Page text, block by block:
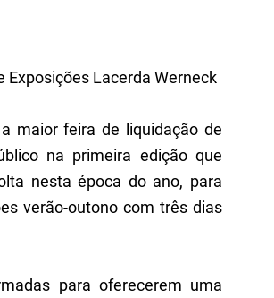
Exposições Lacerda Werneck
maior feira de liquidação de
na primeira edição que
nesta época do ano, para
verão-outono com três dias
para oferecerem uma